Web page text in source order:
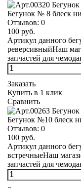
Бегунок № 8 блеск
Отзывов: 0
100 руб.
Артикул данного
реверсивныйНаш
запчастей для
Заказать
Купить в 1 клик
Сравнить
Бегунок №10 блеск
Отзывов: 0
100 руб.
Артикул данного
встречныеНаш
запчастей для